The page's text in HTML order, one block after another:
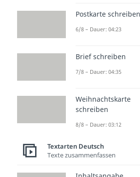
Weise
„Wahre
darin, wie
sondern
„Das
Karten,
Spiel.”
Postkarte schreiben
6/8 – Dauer: 04:23
Brief schreiben
7/8 – Dauer: 04:35
Weihnachtskarte
schreiben
8/8 – Dauer: 03:12
Textarten Deutsch
Texte zusammenfassen